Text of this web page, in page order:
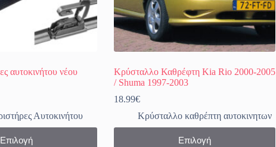
αυτοκινήτου νέου
Αυτοκινήτου
Επιλογή
Κρύσταλλο Καθρέφτη Kia Rio 2000-2005
/ Shuma 1997-2003
18.99€
Κρύσταλλο καθρέπτη αυτοκινητων
Επιλογή
Αυτό